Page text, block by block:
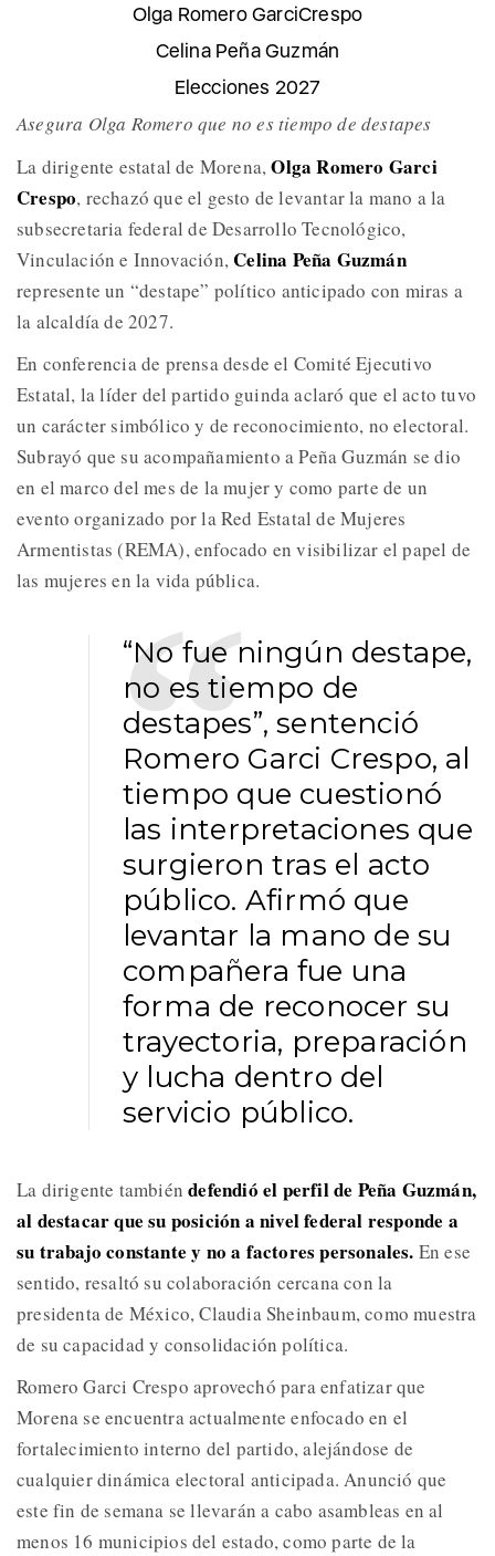
Olga Romero GarciCrespo
Celina Peña Guzmán
Elecciones 2027
Asegura Olga Romero que no es tiempo de destapes
La dirigente estatal de Morena,Olga Romero Garci
Crespo, rechazó que el gesto de levantar la mano a la
subsecretaria federal de Desarrollo Tecnológico,
Vinculación e Innovación,Celina Peña Guzmán
represente un “destape” político anticipado con miras a
la alcaldía de 2027.
En conferencia de prensa desde el Comité Ejecutivo
Estatal, la líder del partido guinda aclaró que el acto tuvo
un carácter simbólico y de reconocimiento, no electoral.
Subrayó que su acompañamiento a Peña Guzmán se dio
en el marco del mes de la mujer y como parte de un
evento organizado por la Red Estatal de Mujeres
Armentistas (REMA), enfocado en visibilizar el papel de
las mujeres en la vida pública.
“No fue ningún destape,
no es tiempo de
destapes”, sentenció
Romero Garci Crespo, al
tiempo que cuestionó
las interpretaciones que
surgieron tras el acto
público. Afirmó que
levantar la mano de su
compañera fue una
forma de reconocer su
trayectoria, preparación
y lucha dentro del
servicio público.
La dirigente tambiéndefendió el perfil de Peña Guzmán,
al destacar que su posición a nivel federal responde a
su trabajo constante y no a factores personales. En ese
sentido, resaltó su colaboración cercana con la
presidenta de México, Claudia Sheinbaum, como muestra
de su capacidad y consolidación política.
Romero Garci Crespo aprovechó para enfatizar que
Morena se encuentra actualmente enfocado en el
fortalecimiento interno del partido, alejándose de
cualquier dinámica electoral anticipada. Anunció que
este fin de semana se llevarán a cabo asambleas en al
menos 16 municipios del estado, como parte de la